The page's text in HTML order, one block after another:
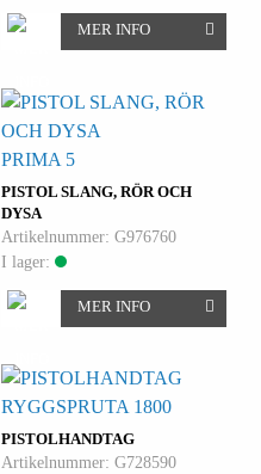
MER INFO
PISTOL SLANG, RÖR OCH
DYSA
PRIMA 5
Artikelnummer: G976760
I lager:
MER INFO
PISTOLHANDTAG
RYGGSPRUTA 1800
Artikelnummer: G728590